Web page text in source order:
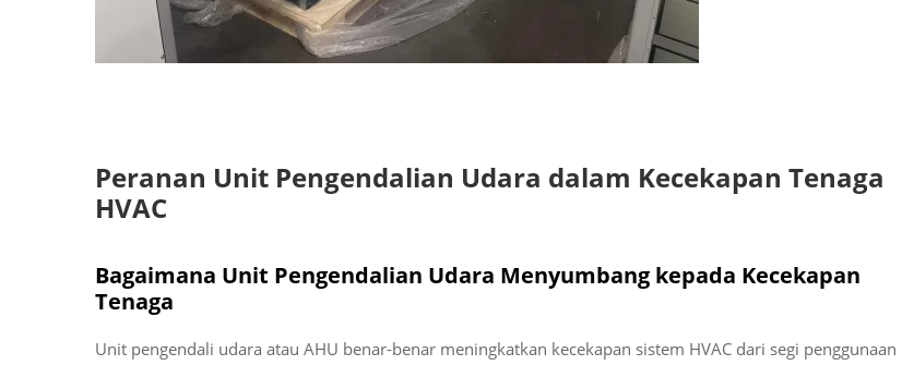
Peranan Unit Pengendalian Udara dalam Kecekapan Tenaga
HVAC
Bagaimana Unit Pengendalian Udara Menyumbang kepada Kecekapan
Tenaga
Unit pengendali udara atau AHU benar-benar meningkatkan kecekapan sistem HVAC dari segi penggunaan